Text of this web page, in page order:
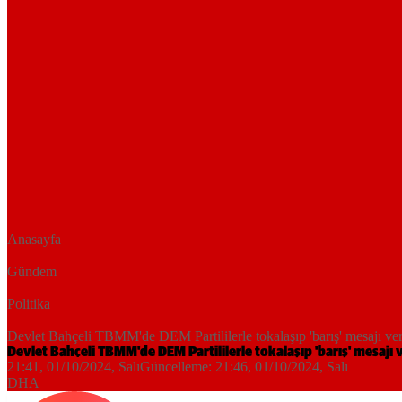
Anasayfa
Gündem
Politika
Devlet Bahçeli TBMM'de DEM Partililerle tokalaşıp 'barış' mesajı
Devlet Bahçeli TBMM'de DEM Partililerle tokalaşıp 'barış' mesajı
21:41, 01/10/2024, SalıGüncelleme: 21:46, 01/10/2024, Salı
DHA